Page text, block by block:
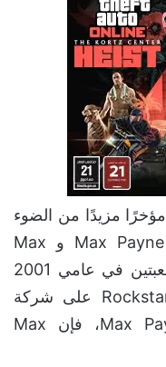
سلط المدير الإبداعي لـ Remedy مؤخرًا مزيدًا من الضوء
على مشروع ريميك كل من Max Payne 1 و Max
Payne 2 ، حيث تم إصدار كلا اللعبتين في عامي 2001
و2003 لكن بعد أن استحوذت Rockstar على شركة
Remedy ثم على سلسلة Max Payne، فإن Max